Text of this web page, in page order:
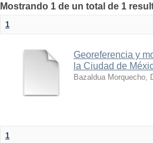
Mostrando 1 de un total de 1
1
Georeferencia y
la Ciudad de
Bazaldua Morquecho,
1